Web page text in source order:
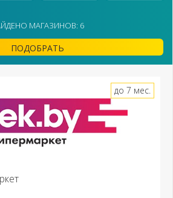
МАГАЗИНОВ: 6
ПОДОБРАТЬ
до 7 мес.